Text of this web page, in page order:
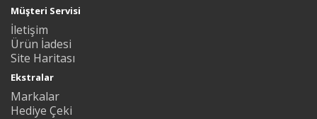
Müşteri Servisi
İletişim
Ürün İadesi
Site Haritası
Ekstralar
Markalar
Hediye Çeki